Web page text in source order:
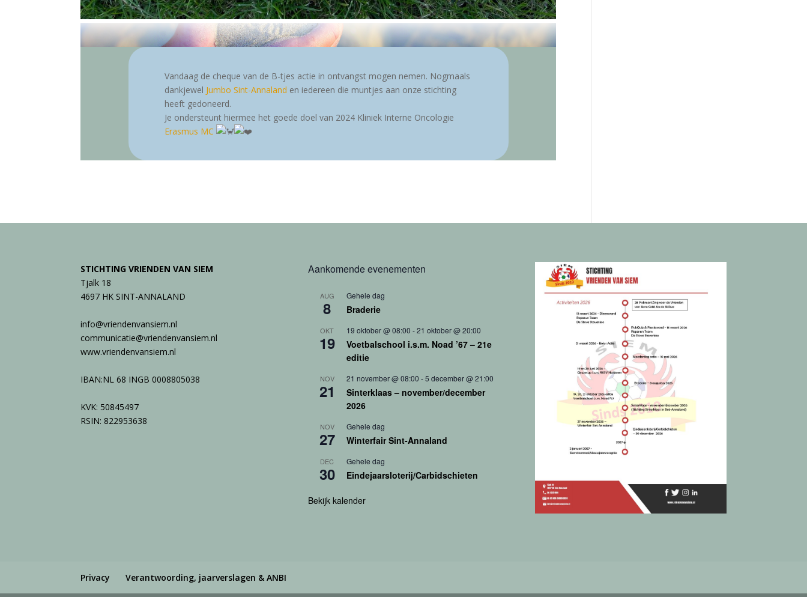
Vandaag de cheque van de B-tjes actie in ontvangst mogen nemen. Nogmaals
dankjewel Jumbo Sint-Annaland en iedereen die muntjes aan onze stichting
heeft gedoneerd.
Je ondersteunt hiermee het goede doel van 2024 Kliniek Interne Oncologie
Erasmus MC
STICHTING VRIENDEN VAN SIEM
Tjalk 18
4697 HK SINT-ANNALAND
info@vriendenvansiem.nl
communicatie@vriendenvansiem.nl
www.vriendenvansiem.nl
IBAN:NL 68 INGB 0008805038
KVK: 50845497
RSIN: 822953638
Aankomende evenementen
AUG
8
Gehele dag
Braderie
OKT
19
19 oktober @ 08:00 -21 oktober @ 20:00
Voetbalschool i.s.m. Noad ’67 – 21e
editie
NOV
21
21 november @ 08:00 -5 december @ 21:00
Sinterklaas – november/december
2026
NOV
27
Gehele dag
Winterfair Sint-Annaland
DEC
30
Gehele dag
Eindejaarsloterij/Carbidschieten
Bekijk kalender
Privacy Verantwoording, jaarverslagen & ANBI